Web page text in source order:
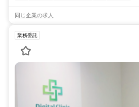
同じ企業の求人
業務委託